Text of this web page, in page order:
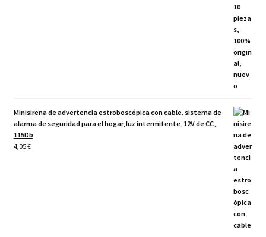
Minisirena de advertencia estroboscópica con cable, sistema de
alarma de seguridad para el hogar, luz intermitente, 12V de CC,
115Db
4,05€